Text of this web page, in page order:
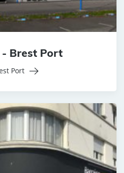
Brest Port
Port